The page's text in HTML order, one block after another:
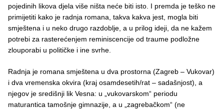
pojedinih likova djela više ništa neće biti isto. I premda je teško ne
primijetiti kako je radnja romana, takva kakva jest, mogla biti
smještena i u neko drugo razdoblje, a u prilog ideji, da ne kažem
potrebi za rasterećenjem reminiscencije od traume podložne
zlouporabi u političke i ine svrhe.
Radnja je romana smještena u dva prostorna (Zagreb – Vukovar)
i dva vremenska okvira (kraj osamdesetih/rat – sadašnjost), a
njegov je središnji lik Vesna: u „vukovarskom“ periodu
maturantica tamošnje gimnazije, a u „zagrebačkom“ (ne